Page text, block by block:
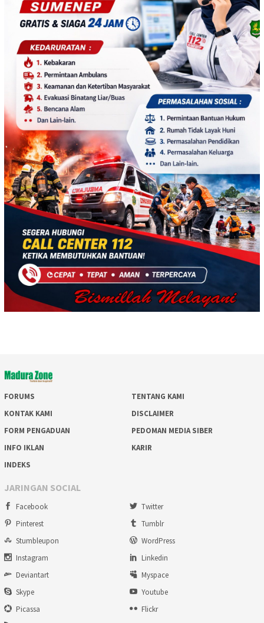
FORUMS
TENTANG KAMI
KONTAK KAMI
DISCLAIMER
FORM PENGADUAN
PEDOMAN MEDIA SIBER
INFO IKLAN
KARIR
INDEKS
JARINGAN SOCIAL
Facebook
Twitter
Pinterest
Tumblr
Stumbleupon
WordPress
Instagram
Linkedin
Deviantart
Myspace
Skype
Youtube
Picassa
Flickr